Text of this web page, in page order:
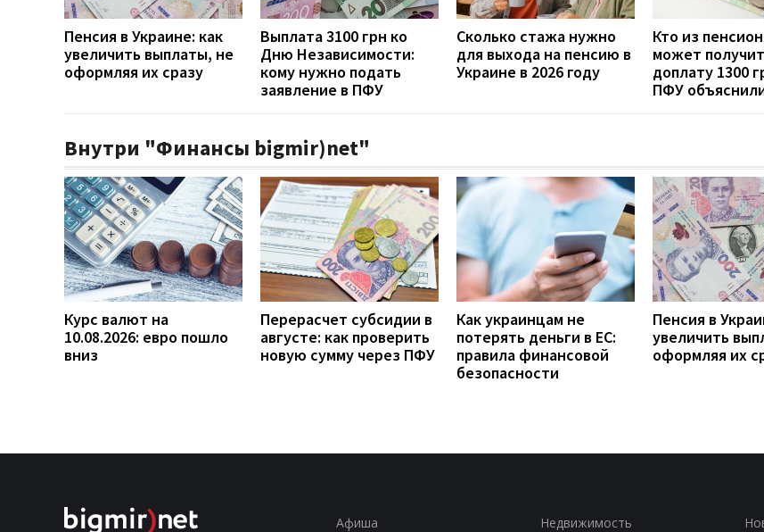
Пенсия в Украине: как
увеличить выплаты, не
оформляя их сразу
Выплата 3100 грн ко
Дню Независимости:
кому нужно подать
заявление в ПФУ
Сколько стажа нужно
для выхода на пенсию в
Украине в 2026 году
Кто из
может
доплату 1300
ПФУ
Внутри "Финансы bigmir)net"
Курс валют на
10.08.2026: евро пошло
вниз
Перерасчет субсидии в
августе: как проверить
новую сумму через ПФУ
Как украинцам не
потерять деньги в ЕС:
правила финансовой
безопасности
Пенсия в
увеличить
оформляя их
Афиша Недвижимость